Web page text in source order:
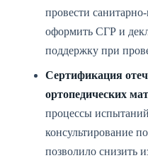
провести
оформить СГР и
поддержку при
Сертификация
ортопедических
процессы
консультирование
позволило снизить